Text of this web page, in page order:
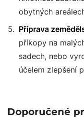
obytných
Příprava
příkopy na
sadech, nebo
účelem zlepšení
Doporučené